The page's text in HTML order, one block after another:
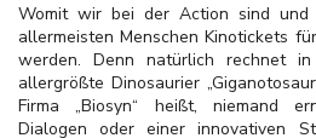
Womit wir bei der Action sind und
allermeisten Menschen Kinotickets
werden. Denn natürlich rechnet
allergrößte Dinosaurier
Firma „Biosyn“ heißt, niemand
Dialogen oder einer innovativen